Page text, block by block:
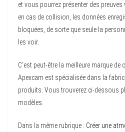
et vous pourrez présenter des preuves
en cas de collision, les données
bloquées, de sorte que seule la
les voir.
C’est peut-être la meilleure marque
Apexcam est spécialisée dans la
produits. Vous trouverez ci-dessous
modèles.
Dans la même rubrique : Créer une